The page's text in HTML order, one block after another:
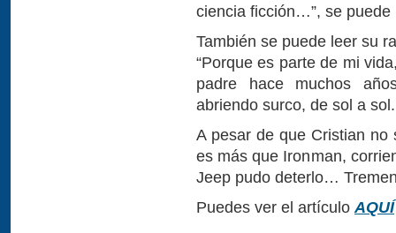
ciencia ficción…”, se puede
También se puede leer su
“Porque es parte de mi
padre hace muchos
abriendo surco, de sol a
A pesar de que Cristian no
es más que Ironman,
Jeep pudo deterlo…
Puedes ver el artículo AQUÍ